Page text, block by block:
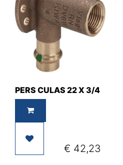
PERS CULAS 22 X 3/4
€ 42,23